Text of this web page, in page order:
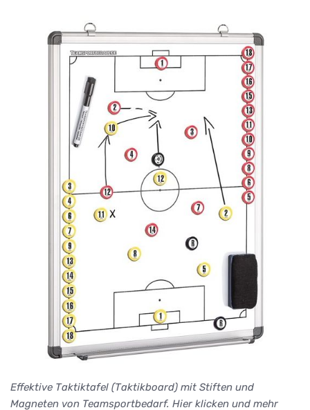
Effektive Taktiktafel (Taktikboard) mit Stiften und
Magneten von Teamsportbedarf. Hier klicken und mehr